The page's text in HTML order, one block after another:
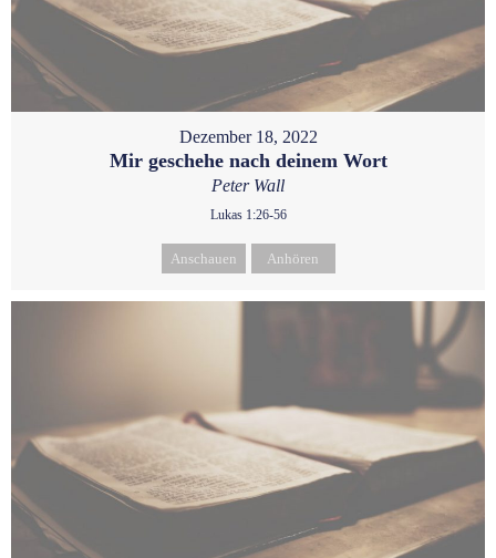
Dezember 18, 2022
Mir geschehe nach deinem Wort
Peter Wall
Lukas 1:26-56
Anschauen Anhören